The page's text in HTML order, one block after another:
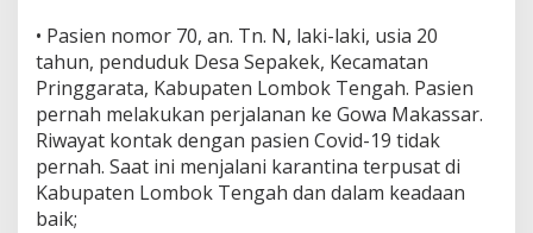
• Pasien nomor 70, an. Tn. N, laki-laki, usia 20
tahun, penduduk Desa Sepakek, Kecamatan
Pringgarata, Kabupaten Lombok Tengah. Pasien
pernah melakukan perjalanan ke Gowa Makassar.
Riwayat kontak dengan pasien Covid-19 tidak
pernah. Saat ini menjalani karantina terpusat di
Kabupaten Lombok Tengah dan dalam keadaan
baik;